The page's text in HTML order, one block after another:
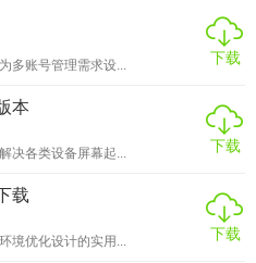
多账号管理需求设...
下载
本
决各类设备屏幕起...
下载
载
境优化设计的实用...
下载